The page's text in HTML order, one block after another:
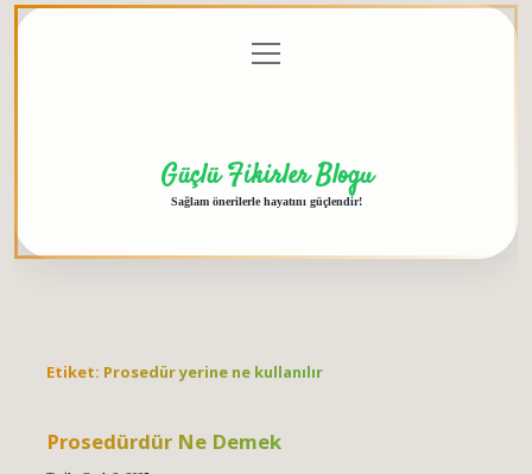
menüyü
aç
Güçlü Fikirler Blogu
Sağlam önerilerle hayatını güçlendir!
Etiket: Prosedür yerine ne kullanılır
Prosedürdür Ne Demek